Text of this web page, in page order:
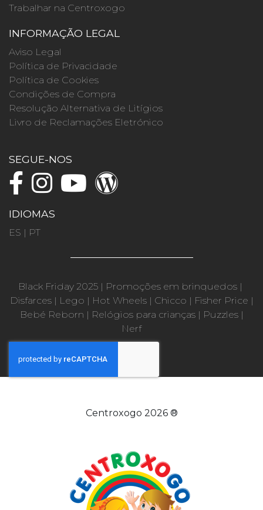
Trabalhar na Centroxogo
INFORMAÇÃO LEGAL
Aviso Legal
Política de Privacidade
Política de Cookies
Condições de Compra
Resolução Alternativa de Litígios
Livro de Reclamações Eletrónico
SEGUE-NOS
IDIOMAS
ES | PT
Black Friday 2025 | Promoções em brinquedos |
Disfarces| Lego | Hot Wheels| Chicco | Fisher Price |
Bebé Reborn | Relógios para crianças| Puzzles|
Nerf
Centroxogo 2026 ®